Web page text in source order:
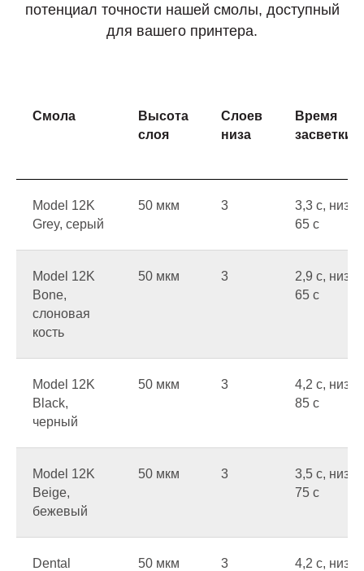
потенциал точности нашей смолы, доступный
для вашего принтера.
Смола
Высота
слоя
Слоев
низа
Время
засветки
Model 12K
Grey, серый
50 мкм 3
3,3 c, низ
65 c
Model 12K
Bone,
слоновая
кость
50 мкм 3
2,9 c, низ
65 c
Model 12K
Black,
черный
50 мкм 3
4,2 c, низ
85 c
Model 12K
Beige,
бежевый
50 мкм 3
3,5 c, низ
75 c
Dental
50 мкм 3
4,2 c, низ